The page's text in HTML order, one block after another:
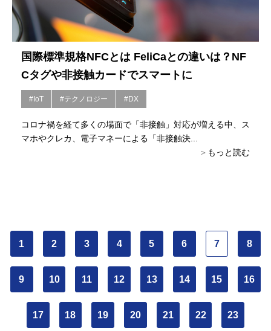
国際標準規格NFCとは FeliCaとの違いは？NF
Cタグや非接触カードでスマートに
#IoT #テクノロジー #DX
コロナ禍を経て多くの場面で「非接触」対応が増える中、ス
マホやクレカ、電子マネーによる「非接触決...
もっと読む
1 2 3 4 5 6 7 8
9 10 11 12 13 14 15 16
17 18 19 20 21 22 23